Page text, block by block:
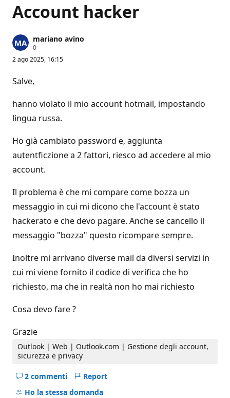
Account hacker
mariano avino
0P
n
r
e
p
u
a
i
n
2 ago 2025, 16:15
Salve,
hanno violato il mio account hotmail, impostando
lingua russa.
Ho già cambiato password e, aggiunta
autentficzione a 2 fattori, riesco ad accedere al mio
account.
Il problema è che mi compare come bozza un
messaggio in cui mi dicono che l'account è stato
hackerato e che devo pagare. Anche se cancello il
messaggio "bozza" questo ricompare sempre.
Inoltre mi arrivano diverse mail da diversi servizi in
cui mi viene fornito il codice di verifica che ho
richiesto, ma che in realtà non ho mai richiesto
Cosa devo fare ?
Grazie
Outlook | Web | Outlook.com | Gestione degli account,
sicurezza e privacy
2 commenti
Nascondi
i
Report
Ho la stessa domanda